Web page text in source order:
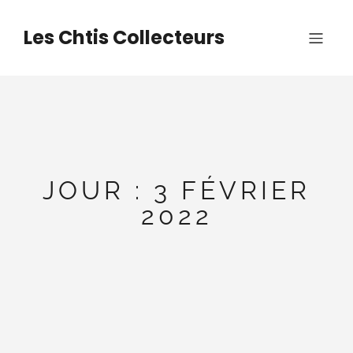
contenuLes Chtis Collecteurs
JOUR : 3 FÉVRIER
2022